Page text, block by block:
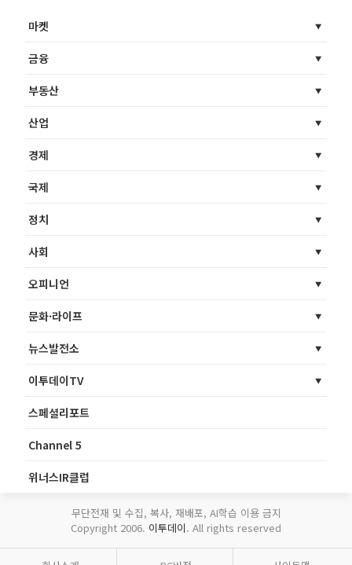
마켓
금융
부동산
산업
경제
국제
정치
사회
오피니언
문화·라이프
뉴스발전소
이투데이TV
스페셜리포트
Channel 5
위너스IR클럽
무단전재 및 수집, 복사, 재배포, AI학습 이용 금지
Copyright 2006. 이투데이. All rights reserved